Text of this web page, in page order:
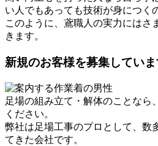
い人でもあっても技術が身につく
このように、鳶職人の実力にはさ
きます。
新規のお客様を募集してい
足場の組み立て・解体のことなら
ください。
弊社は足場工事のプロとして、数
てきた会社です。